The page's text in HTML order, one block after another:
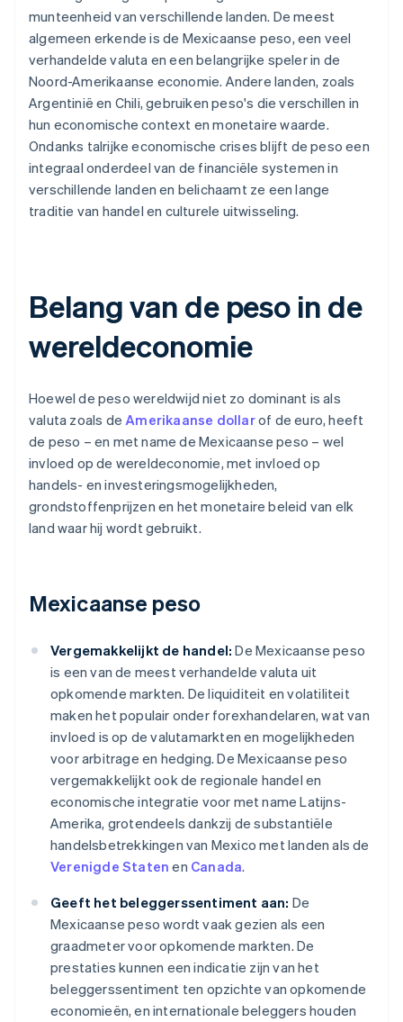
munteenheid van verschillende landen. De meest
algemeen erkende is de Mexicaanse peso, een veel
verhandelde valuta en een belangrijke speler in de
Noord-Amerikaanse economie. Andere landen, zoals
Argentinië en Chili, gebruiken peso's die verschillen in
hun economische context en monetaire waarde.
Ondanks talrijke economische crises blijft de peso een
integraal onderdeel van de financiële systemen in
verschillende landen en belichaamt ze een lange
traditie van handel en culturele uitwisseling.
Belang van de peso in de
wereldeconomie
Hoewel de peso wereldwijd niet zo dominant is als
valuta zoals deAmerikaanse dollarof de euro, heeft
de peso – en met name de Mexicaanse peso – wel
invloed op de wereldeconomie, met invloed op
handels- en investeringsmogelijkheden,
grondstoffenprijzen en het monetaire beleid van elk
land waar hij wordt gebruikt.
Mexicaanse peso
Vergemakkelijkt de handel: De Mexicaanse peso
is een van de meest verhandelde valuta uit
opkomende markten. De liquiditeit en volatiliteit
maken het populair onder forexhandelaren, wat van
invloed is op de valutamarkten en mogelijkheden
voor arbitrage en hedging. De Mexicaanse peso
vergemakkelijkt ook de regionale handel en
economische integratie voor met name Latijns-
Amerika, grotendeels dankzij de substantiële
handelsbetrekkingen van Mexico met landen als de
Verenigde Staten en Canada.
Geeft het beleggerssentiment aan: De
Mexicaanse peso wordt vaak gezien als een
graadmeter voor opkomende markten. De
prestaties kunnen een indicatie zijn van het
beleggerssentiment ten opzichte van opkomende
economieën, en internationale beleggers houden